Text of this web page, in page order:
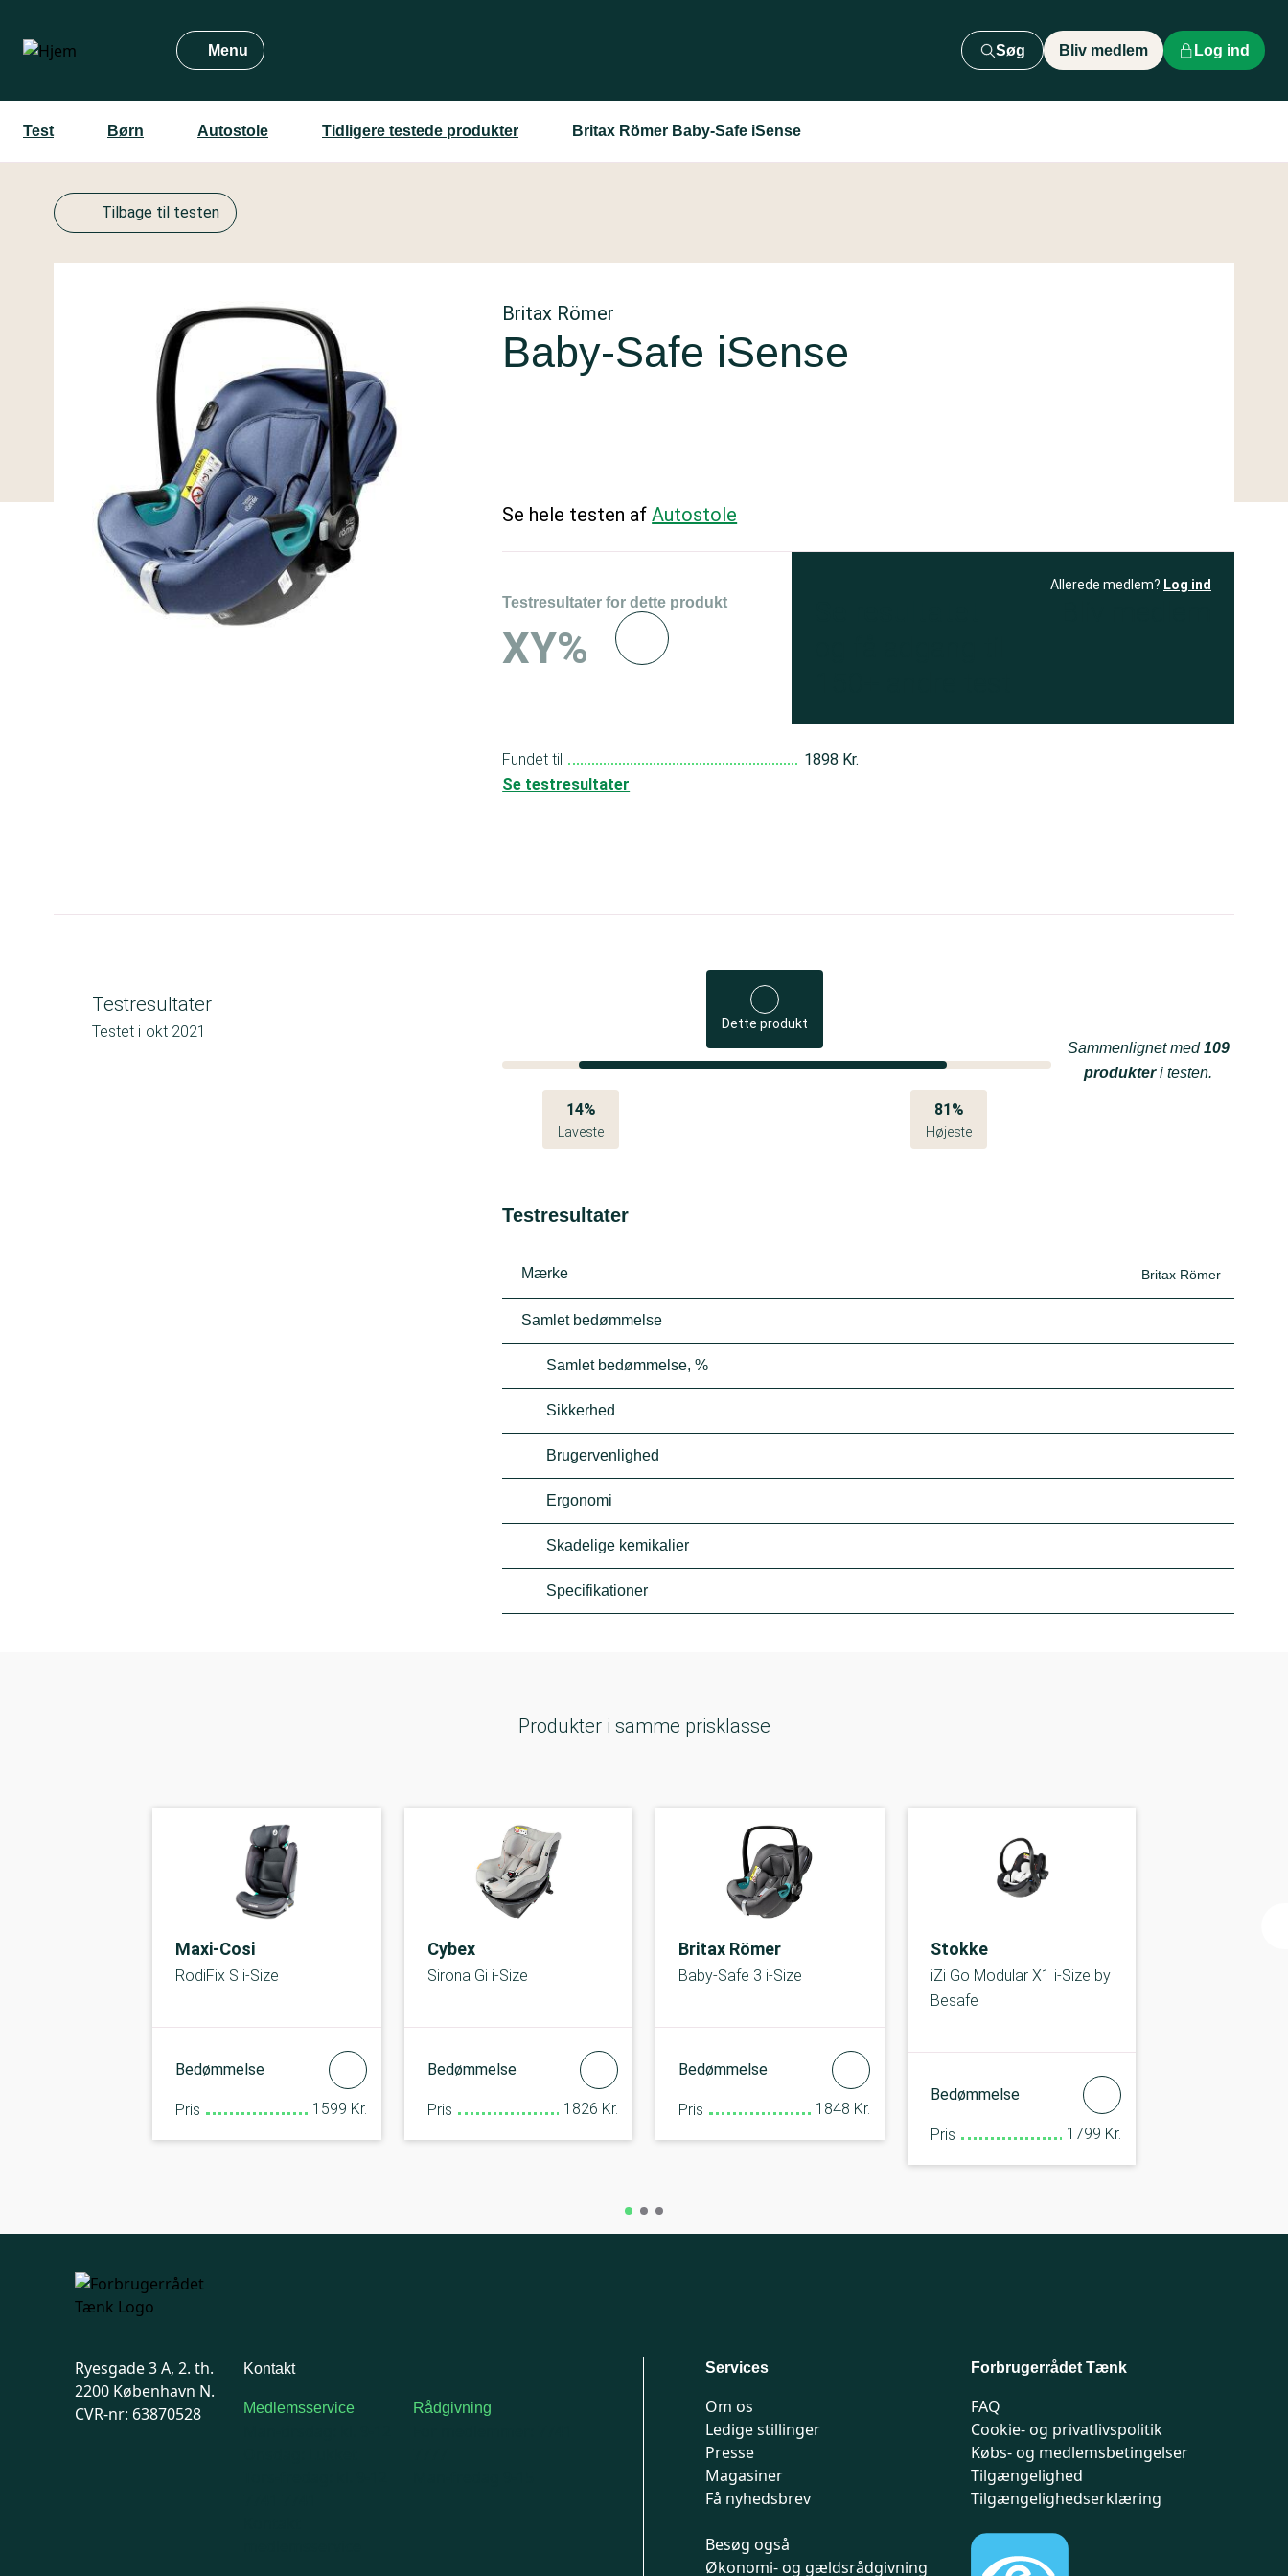
hovedindhold
Menu Søg Bliv medlem Log ind
Test Børn Autostole Tidligere testede produkter Britax Römer Baby-Safe iSense
Tilbage til testen
Britax Römer
Baby-Safe iSense
Se hele testen afAutostole
Testresultater for dette produkt
XY%
Allerede medlem? Log ind
Fundet til
1898 Kr.
Se testresultater
Testresultater
Testet i okt 2021 Dette produkt
14%
Laveste
81%
Højeste
Sammenlignet med109
produkteri testen.
Testresultater
Mærke Britax Römer
Samlet bedømmelse
Samlet bedømmelse, %
Sikkerhed
Brugervenlighed
Ergonomi
Skadelige kemikalier
Specifikationer
Produkter i samme prisklasse
Maxi-Cosi
RodiFix S i-Size
Bedømmelse
Pris 1599 Kr.
Cybex
Sirona Gi i-Size
Bedømmelse
Pris 1826 Kr.
Britax Römer
Baby-Safe 3 i-Size
Bedømmelse
Pris 1848 Kr.
Stokke
iZi Go Modular X1 i-Size by
Besafe
Bedømmelse
Pris 1799 Kr.
Ryesgade 3 A, 2. th.
2200 København N.
CVR-nr: 63870528
Kontakt
Medlemsservice Rådgivning
Services
Om os
Ledige stillinger
Presse
Magasiner
Få nyhedsbrev
Besøg også
Økonomi- og gældsrådgivning
Forbrugerrådet Tænk
FAQ
Cookie- og privatlivspolitik
Købs- og medlemsbetingelser
Tilgængelighed
Tilgængelighedserklæring